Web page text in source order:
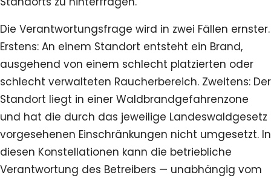
Die Verantwortungsfrage wird in zwei Fällen ernster.
Erstens: An einem Standort entsteht ein Brand,
ausgehend von einem schlecht platzierten oder
schlecht verwalteten Raucherbereich. Zweitens: Der
Standort liegt in einer Waldbrandgefahrenzone
und hat die durch das jeweilige Landeswaldgesetz
vorgesehenen Einschränkungen nicht umgesetzt. In
diesen Konstellationen kann die betriebliche
Verantwortung des Betreibers — unabhängig vom